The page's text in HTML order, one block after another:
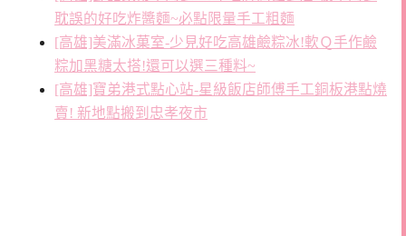
耽誤的好吃炸醬麵~必點限量手工粗麵
[高雄]美滿冰菓室-少見好吃高雄鹼粽冰!軟Ｑ手作鹼
粽加黑糖太搭!還可以選三種料~
[高雄]寶弟港式點心站-星級飯店師傅手工銅板港點燒
賣! 新地點搬到忠孝夜市